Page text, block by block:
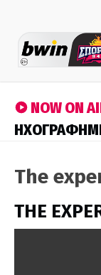
NOW ON
The
THE